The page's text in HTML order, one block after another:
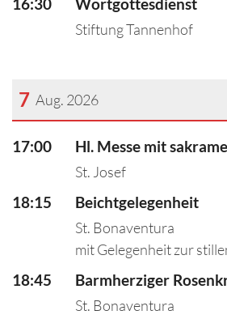
16:30 Wortgottesdienst
Stiftung Tannenhof
7 Aug. 2026
???msg.page.sr.date??? 7. August
17:00 Hl. Messe mit
St. Josef
18:15 Beichtgelegenheit
St. Bonaventura
mit Gelegenheit zur
18:45 Barmherziger
St. Bonaventura